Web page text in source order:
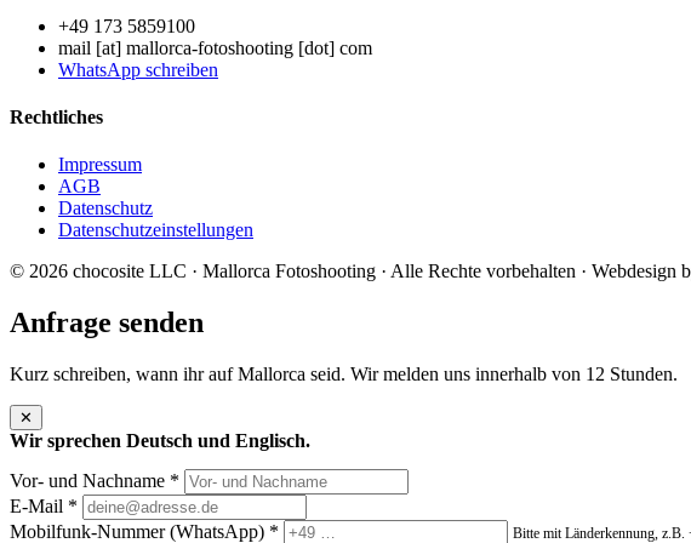
+49 173 5859100
mail [at] mallorca-fotoshooting [dot] com
WhatsApp schreiben
Rechtliches
Impressum
AGB
Datenschutz
Datenschutzeinstellungen
© 2026 chocosite LLC · Mallorca Fotoshooting · Alle Rechte vorbehalten · Webdesign
Anfrage senden
Kurz schreiben, wann ihr auf Mallorca seid. Wir melden uns innerhalb von 12 Stunden.
✕
Wir sprechen Deutsch und Englisch.
Vor- und Nachname *
E-Mail *
Mobilfunk-Nummer (WhatsApp) *
Bitte mit Länderkennung,